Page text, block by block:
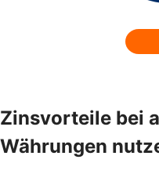
Zinsvorteile bei
Währungen